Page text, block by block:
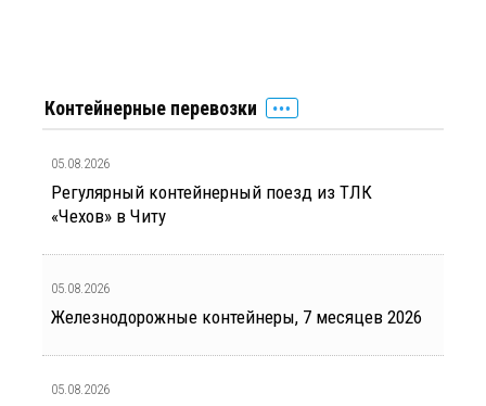
Контейнерные перевозки
05.08.2026
Регулярный контейнерный поезд из ТЛК
«Чехов» в Читу
05.08.2026
Железнодорожные контейнеры, 7 месяцев 2026
05.08.2026